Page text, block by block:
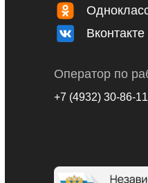
+7 (4932) 30-86-11
Вконтакте
Оператор по